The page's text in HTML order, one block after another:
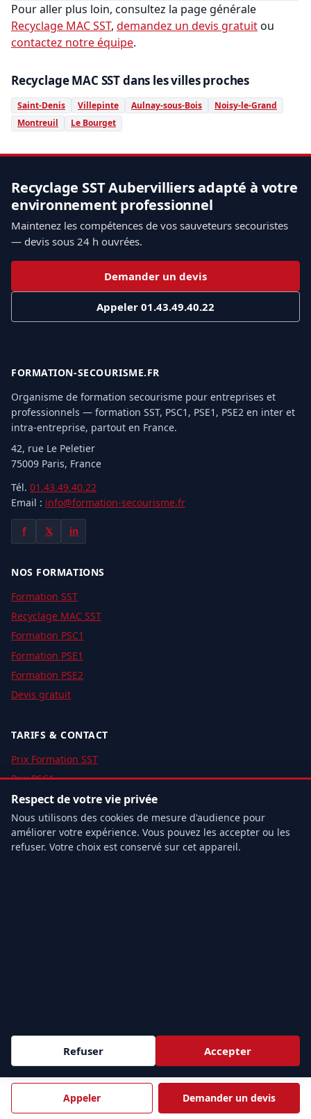
Appeler Demander un devis
Pour aller plus loin, consultez la page générale
Recyclage MAC SST, demandez un devis gratuitou
contactez notre équipe.
Recyclage MAC SST dans les villes proches
Saint-Denis Villepinte Aulnay-sous-Bois
Noisy-le-Grand
Montreuil
Le Bourget
Recyclage SST Aubervilliers adapté à votre
environnement professionnel
Maintenez les compétences de vos sauveteurs secouristes
— devis sous 24 h ouvrées.
Demander un devis
Appeler 01.43.49.40.22
FORMATION-SECOURISME.FR
Organisme de formation secourisme pour entreprises et
professionnels — formation SST, PSC1, PSE1, PSE2 en inter et
intra-entreprise, partout en France.
42, rue Le Peletier
75009 Paris, France
Tél. 01.43.49.40.22
Email : info@formation-secourisme.fr
f 𝕏 in
NOS FORMATIONS
Formation SST
Recyclage MAC SST
Formation PSC1
Formation PSE1
Formation PSE2
Devis gratuit
TARIFS & CONTACT
Prix Formation SST
Prix PSC1
Prix PSE1
Prix PSE2
Grille tarifaire
ÎLE-DE-FRANCE & PARIS
PARIS
Respect de votre vie privée
Nous utilisons des cookies de mesure d'audience pour
améliorer votre expérience. Vous pouvez les accepter ou les
refuser. Votre choix est conservé sur cet appareil.
Refuser Accepter